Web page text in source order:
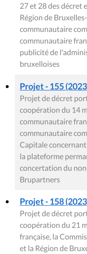
27 et 28 des décret
Région de
communautaire
communautaire
publicité de
bruxelloises
Projet - 155
Projet de décret
coopération du 14
communautaire
communautaire
Capitale
la plateforme
concertation du
Brupartners
Projet - 158
Projet de décret
coopération du 21
française, la
et la Région de